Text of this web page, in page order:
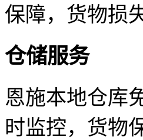
保障，货物损
仓储服务
恩施本地仓库
时监控，货物